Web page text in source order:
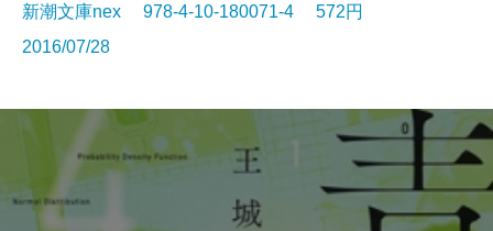
新潮文庫nex 978-4-10-180071-4 572円
2016/07/28